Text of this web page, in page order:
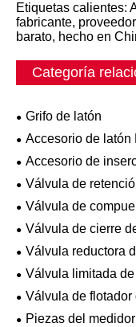
Etiquetas calientes:
fabricante,
barato, hecho en
Categoría
Grifo de latón
Accesorio de latón
Accesorio de
Válvula de
Válvula de
Válvula de cierre
Válvula reductora
Válvula limitada
Válvula de flotador
Piezas del